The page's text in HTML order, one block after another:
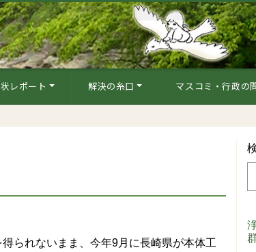
レポート 解決の糸口 マスコミ・行政の
られないまま、今年9月に長崎県が本体工